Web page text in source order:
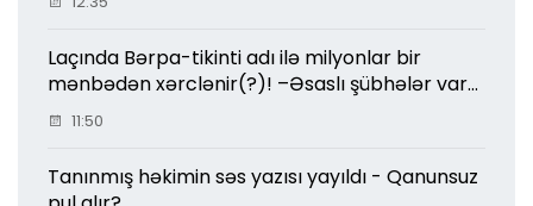
Laçında Bərpa-tikinti adı ilə milyonlar bir
mənbədən xərclənir(?)! –Əsaslı şübhələr var...
11:50
Tanınmış həkimin səs yazısı yayıldı - Qanunsuz